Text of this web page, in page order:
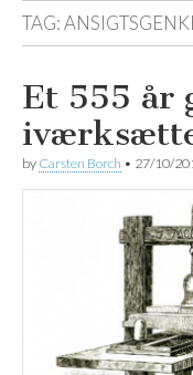
TAG:
Et 555 år
by Carsten Borch • 27/10/